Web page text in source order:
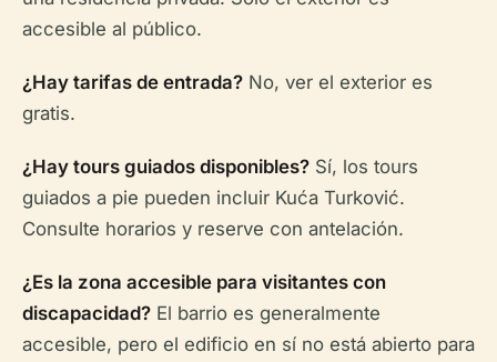
accesible al público.
¿Hay tarifas de entrada? No, ver el exterior es
gratis.
¿Hay tours guiados disponibles? Sí, los tours
guiados a pie pueden incluir Kuća Turković.
Consulte horarios y reserve con antelación.
¿Es la zona accesible para visitantes con
discapacidad? El barrio es generalmente
accesible, pero el edificio en sí no está abierto para